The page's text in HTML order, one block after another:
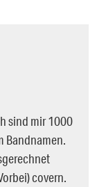
sind mir 1000
Bandnamen.
covern.